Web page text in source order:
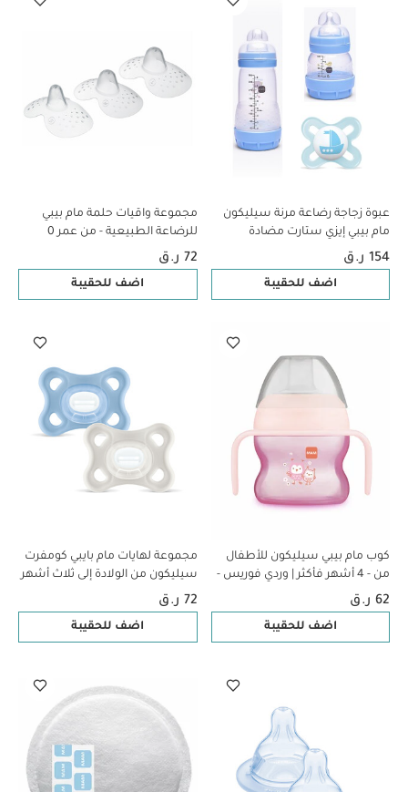
عبوة زجاجة رضاعة مرنة سيليكون
مام بيبي إيزي ستارت مضادة
للمغص - من سن الولادة فما فوق
| سي لايف بلو - 3 قطع
154 ر.ق
اضف للحقيبة
مجموعة واقيات حلمة مام بيبي
| عبوة من 3 قطع
72 ر.ق
اضف للحقيبة
كوب مام بيبي سيليكون للأطفال
من - 4 أشهر فأكثر | وردي فوريس -
150 مل - عبوة من قطعة واحدة
62 ر.ق
اضف للحقيبة
مجموعة لهايات مام بايبي كومفرت
سيليكون من الولادة إلى ثلاث أشهر
- سي لايف بلو وبيج، قطعتين
72 ر.ق
اضف للحقيبة